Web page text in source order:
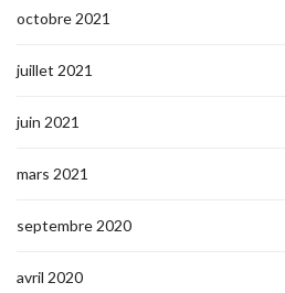
octobre 2021
juillet 2021
juin 2021
mars 2021
septembre 2020
avril 2020